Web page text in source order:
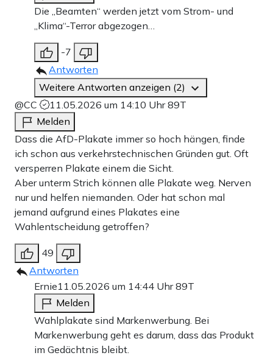
Die „Beamten“ werden jetzt vom Strom- und
„Klima“-Terror abgezogen…
-7
Antworten
Weitere Antworten anzeigen (2)
@CC
11.05.2026 um 14:10 Uhr89T
Melden
Dass die AfD-Plakate immer so hoch hängen, finde
ich schon aus verkehrstechnischen Gründen gut. Oft
versperren Plakate einem die Sicht.
Aber unterm Strich können alle Plakate weg. Nerven
nur und helfen niemanden. Oder hat schon mal
jemand aufgrund eines Plakates eine
Wahlentscheidung getroffen?
49
Antworten
Ernie11.05.2026 um 14:44 Uhr89T
Melden
Wahlplakate sind Markenwerbung. Bei
Markenwerbung geht es darum, dass das Produkt
im Gedächtnis bleibt.